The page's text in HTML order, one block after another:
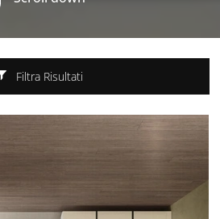
Filtra Risultati